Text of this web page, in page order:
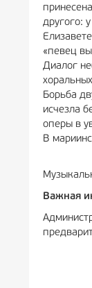
другого:
«певец
Диалог
Борьба
исчезла
оперы в
В
Важная